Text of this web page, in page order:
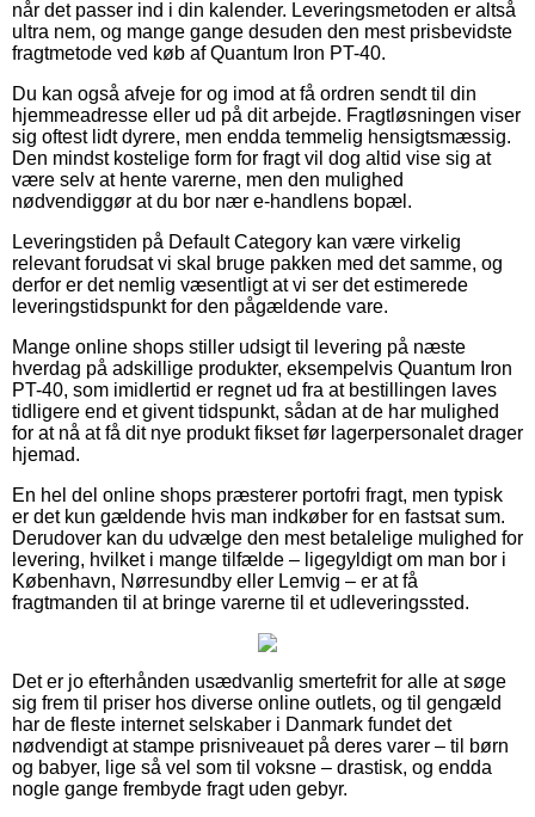
når det passer ind i din kalender. Leveringsmetoden er altså
ultra nem, og mange gange desuden den mest prisbevidste
fragtmetode ved køb af Quantum Iron PT-40.
Du kan også afveje for og imod at få ordren sendt til din
hjemmeadresse eller ud på dit arbejde. Fragtløsningen viser
sig oftest lidt dyrere, men endda temmelig hensigtsmæssig.
Den mindst kostelige form for fragt vil dog altid vise sig at
være selv at hente varerne, men den mulighed
nødvendiggør at du bor nær e-handlens bopæl.
Leveringstiden på Default Category kan være virkelig
relevant forudsat vi skal bruge pakken med det samme, og
derfor er det nemlig væsentligt at vi ser det estimerede
leveringstidspunkt for den pågældende vare.
Mange online shops stiller udsigt til levering på næste
hverdag på adskillige produkter, eksempelvis Quantum Iron
PT-40, som imidlertid er regnet ud fra at bestillingen laves
tidligere end et givent tidspunkt, sådan at de har mulighed
for at nå at få dit nye produkt fikset før lagerpersonalet drager
hjemad.
En hel del online shops præsterer portofri fragt, men typisk
er det kun gældende hvis man indkøber for en fastsat sum.
Derudover kan du udvælge den mest betalelige mulighed for
levering, hvilket i mange tilfælde – ligegyldigt om man bor i
København, Nørresundby eller Lemvig – er at få
fragtmanden til at bringe varerne til et udleveringssted.
Det er jo efterhånden usædvanlig smertefrit for alle at søge
sig frem til priser hos diverse online outlets, og til gengæld
har de fleste internet selskaber i Danmark fundet det
nødvendigt at stampe prisniveauet på deres varer – til børn
og babyer, lige så vel som til voksne – drastisk, og endda
nogle gange frembyde fragt uden gebyr.